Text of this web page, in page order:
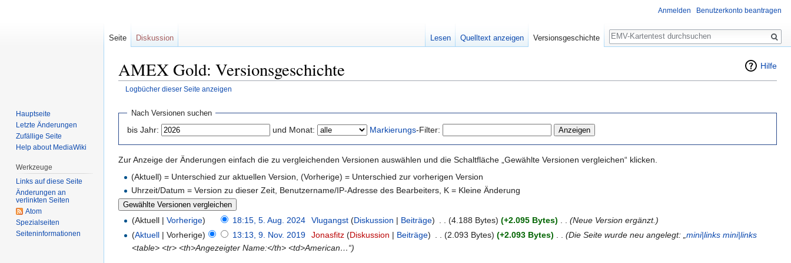
Hilfe
AMEX Gold: Versionsgeschichte
Logbücher dieser Seite anzeigen
springen
springen
Nach Versionen suchen
bis Jahr: und Monat: Markierungs-Filter:
Zur Anzeige der Änderungen einfach die zu vergleichenden Versionen auswählen und die Schaltfläche „Gewählte Versionen vergleichen“ klicken.
(Aktuell) = Unterschied zur aktuellen Version, (Vorherige) = Unterschied zur vorherigen Version
Uhrzeit/Datum = Version zu dieser Zeit, Benutzername/IP-Adresse des Bearbeiters, K = Kleine Änderung
(Aktuell |Vorherige) 18:15, 5. Aug. 2024 Vlugangst (Diskussion | Beiträge) (4.188 Bytes) (+2.095 Bytes)
(Neue Version ergänzt.)
(Aktuell | Vorherige) 13:13, 9. Nov. 2019 Jonasfitz (Diskussion | Beiträge) . . (2.093 Bytes) (+2.093 Bytes) . . (Die Seite wurde neu angelegt: „mini|links mini|links
<table> <tr> <th>Angezeigter Name:</th> <td>American…“)
Anmelden Benutzerkonto beantragen
Seite Diskussion Lesen Quelltext anzeigen Versionsgeschichte
Suche
Hauptseite
Letzte Änderungen
Zufällige Seite
Help about MediaWiki
Werkzeuge
Links auf diese Seite
Änderungen an
verlinkten Seiten
Atom
Spezialseiten
Seiten­informationen